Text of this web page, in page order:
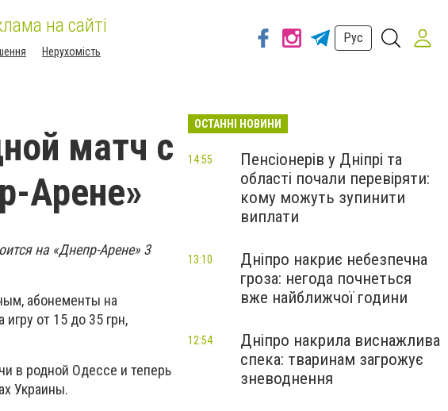
на сайті
Нерухомість
Рус
матч с
Арене»
на «Днепр-Арене» 3
абонементы на
от 15 до 35 грн,
в родной Одессе и теперь
Украины.
ОСТАННІ НОВИНИ
Пенсіонерів у Дніпрі та
області почали перевіряти:
кому можуть зупинити
виплати
14:55
Дніпро накриє небезпечна
гроза: негода почнеться
вже найближчої години
13:10
Дніпро накрила виснажлива
спека: тваринам загрожує
зневоднення
12:54